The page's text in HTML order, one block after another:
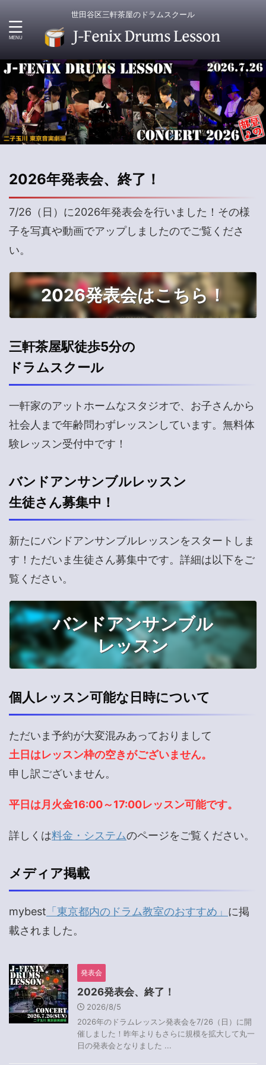
世田谷区三軒茶屋のドラムスクール
2026年発表会、終了！
7/26（日）に2026年発表会を行いました！その様
子を写真や動画でアップしましたのでご覧くださ
い。
2026発表会はこちら！
三軒茶屋駅徒歩5分の
ドラムスクール
一軒家のアットホームなスタジオで、お子さんから
社会人まで年齢問わずレッスンしています。無料体
験レッスン受付中です！
バンドアンサンブルレッスン
生徒さん募集中！
新たにバンドアンサンブルレッスンをスタートしま
す！ただいま生徒さん募集中です。詳細は以下をご
覧ください。
バンドアンサンブル
レッスン
個人レッスン可能な日時について
ただいま予約が大変混みあっておりまして
土日はレッスン枠の空きがございません。
申し訳ございません。
平日は月火金16:00～17:00レッスン可能です。
詳しくは料金・システムのページをご覧ください。
メディア掲載
mybest 「東京都内のドラム教室のおすすめ」 に掲
載されました。
発表会
2026発表会、終了！
2026/8/5
2026年のドラムレッスン発表会を7/26（日）に開
催しました！昨年よりもさらに規模を拡大して丸一
日の発表会となりました ...